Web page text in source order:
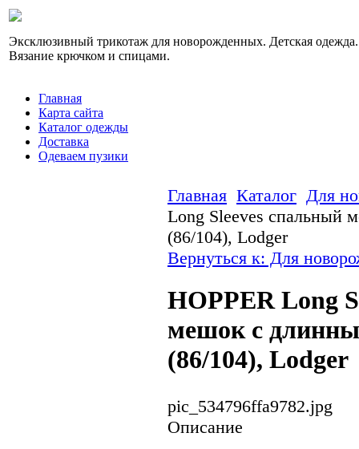
Эксклюзивный трикотаж для новорожденных. Детская одежда.
Вязание крючком и спицами.
Главная
Карта сайта
Каталог одежды
Доставка
Одеваем пузики
Главная Каталог Для
Long Sleeves спальный
(86/104), Lodger
Вернуться к: Для
HOPPER Long
мешок с
(86/104), Lodger
pic_534796ffa9782.jpg
Описание